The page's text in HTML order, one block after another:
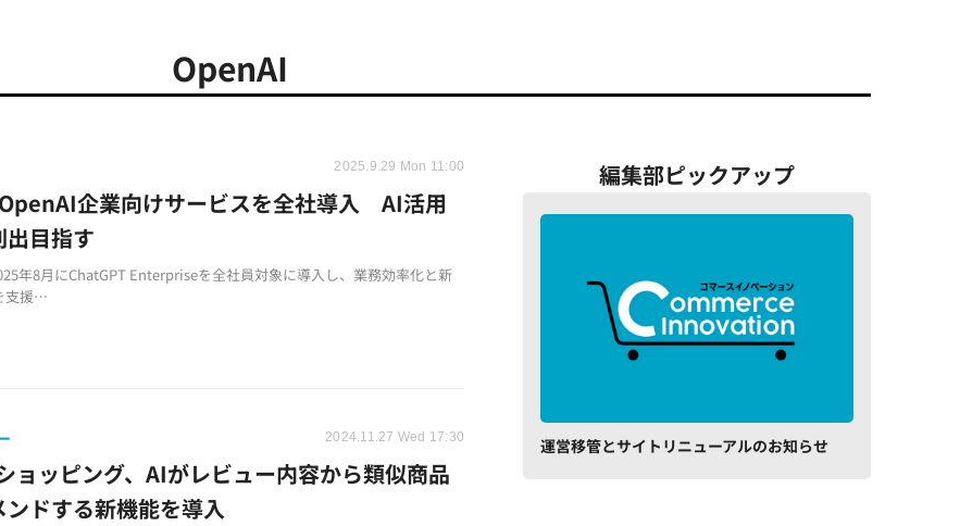
OpenAI
2025.9.29 Mon 11:00
企業向けサービスを全社導入 AI活用
出目指す
年8月にChatGPT Enterpriseを全社員対象に導入し、業務効率化と新
支援
の参加型社内研修を実施し、チーム戦で利用者数を競い合う独自の取
2024.11.27 Wed 17:30
ョッピング、AIがレビュー内容から類似商品
ンドする新機能を導入
編集部ピックアップ
運営移管とサイトリニューアルのお知らせ